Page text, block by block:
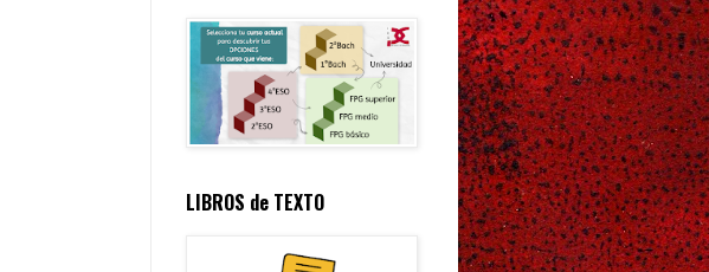
LIBROS de TEXTO